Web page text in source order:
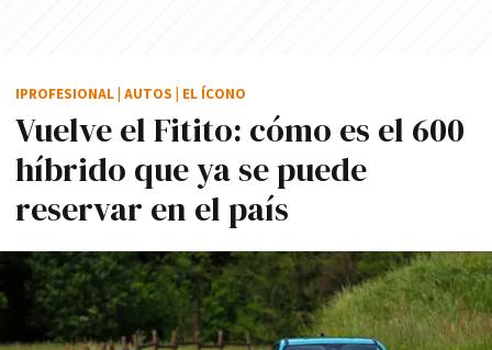
Vuelve el Fitito: cómo es el 600
híbrido que ya se puede
reservar en el país
IPROFESIONAL AUTOS EL ÍCONO